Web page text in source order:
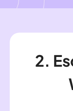
2.